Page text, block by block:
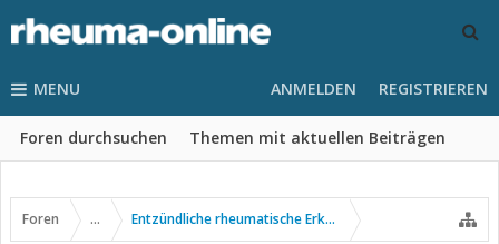
MENU
Foren durchsuchen Themen mit aktuellen Beiträgen
ANMELDEN REGISTRIEREN
Foren ... Entzündliche rheumatische Erkrankungen